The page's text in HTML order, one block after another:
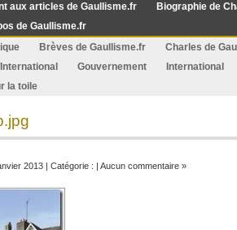
aux articles de Gaullisme.fr
Biographie de
de Gaullisme.fr
Brèves de Gaullisme.fr
Charles de
Gouvernement
International
la toile
2013 | Catégorie : | Aucun commentaire »